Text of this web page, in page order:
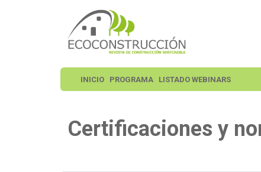
INICIO PROGRAMA LISTADO WEBINARS
Certificaciones y